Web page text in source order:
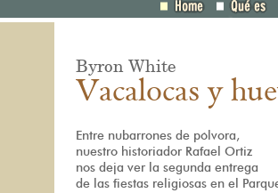
Byron White
Vacalocas y
Entre nubarrones de pólvora,
nuestro historiador Rafael Ortiz
nos deja ver la segunda entrega
de las fiestas religiosas en el